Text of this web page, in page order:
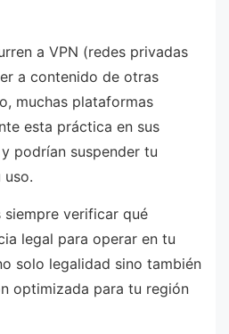
a VPN (redes privadas
a contenido de otras
muchas plataformas
esta práctica en sus
podrían suspender tu
uso.
siempre verificar qué
legal para operar en tu
solo legalidad sino también
optimizada para tu región